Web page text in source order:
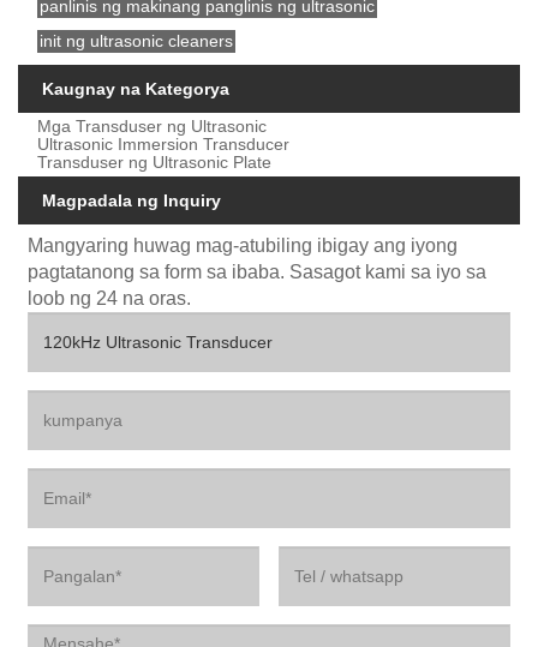
panlinis ng makinang panglinis ng ultrasonic
init ng ultrasonic cleaners
Kaugnay na Kategorya
Mga Transduser ng Ultrasonic
Ultrasonic Immersion Transducer
Transduser ng Ultrasonic Plate
Magpadala ng Inquiry
Mangyaring huwag mag-atubiling ibigay ang iyong
pagtatanong sa form sa ibaba. Sasagot kami sa iyo sa
loob ng 24 na oras.